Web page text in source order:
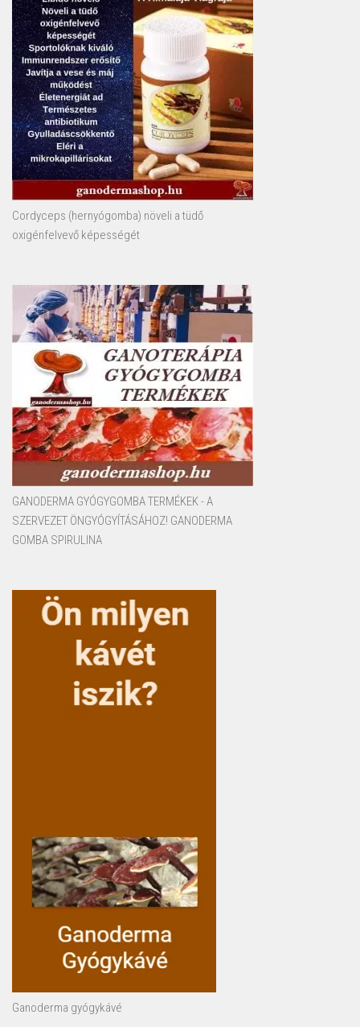
Cordyceps (hernyógomba) növeli a tüdő
oxigénfelvevő képességét
GANODERMA GYÓGYGOMBA TERMÉKEK - A
SZERVEZET ÖNGYÓGYÍTÁSÁHOZ! GANODERMA
GOMBA SPIRULINA
Ganoderma gyógykávé